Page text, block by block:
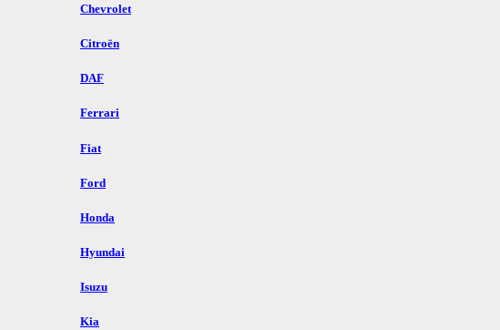
Chevrolet
Citroën
DAF
Ferrari
Fiat
Ford
Honda
Hyundai
Isuzu
Kia